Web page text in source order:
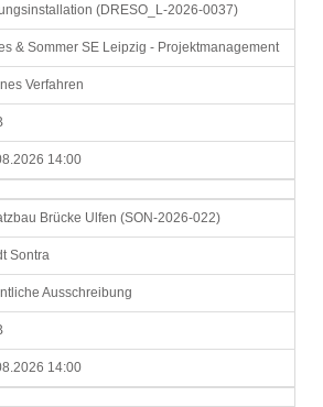
(DRESO_L-2026-0037)
& Sommer SE Leipzig - Projektmanagement
Verfahren
14:00
Brücke Ulfen (SON-2026-022)
Sontra
Ausschreibung
14:00